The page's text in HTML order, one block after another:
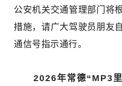
公安机关交通管理部门将
措施，请广大驾驶员朋友
通信号指示通行。
2026年常德“MP3